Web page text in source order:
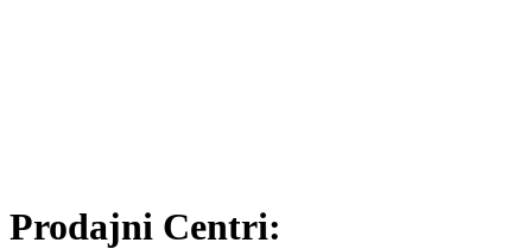
Prodajni Centri: